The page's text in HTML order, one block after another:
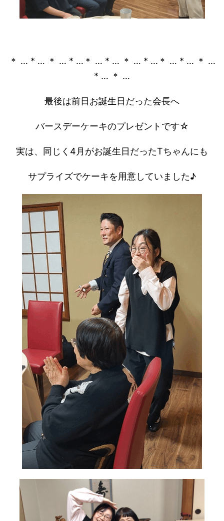
＊ … * … ＊ … * …＊ … * … ＊ … * …＊ … * … ＊ …
* … ＊ …
最後は前日お誕生日だった会長へ
バースデーケーキのプレゼントです☆
実は、同じく4月がお誕生日だったTちゃんにも
サプライズでケーキを用意していました♪